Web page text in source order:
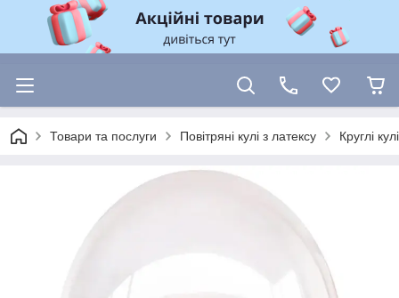
Товари та послуги Повітряні кулі з латексу Круглі